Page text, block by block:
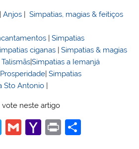
|Anjos |Simpatias, magias & feitiços
|Simpatias
ciganas |Simpatias & magias
|Simpatias a Iemanjá
|Simpatias
Sto Antonio
vote neste artigo
T
G
Y
Pr